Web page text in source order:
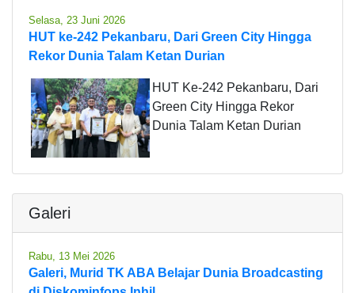
Selasa, 23 Juni 2026
HUT ke-242 Pekanbaru, Dari Green City Hingga
Rekor Dunia Talam Ketan Durian
HUT Ke-242 Pekanbaru, Dari
Green City Hingga Rekor
Dunia Talam Ketan Durian
Galeri
Rabu, 13 Mei 2026
Galeri, Murid TK ABA Belajar Dunia Broadcasting